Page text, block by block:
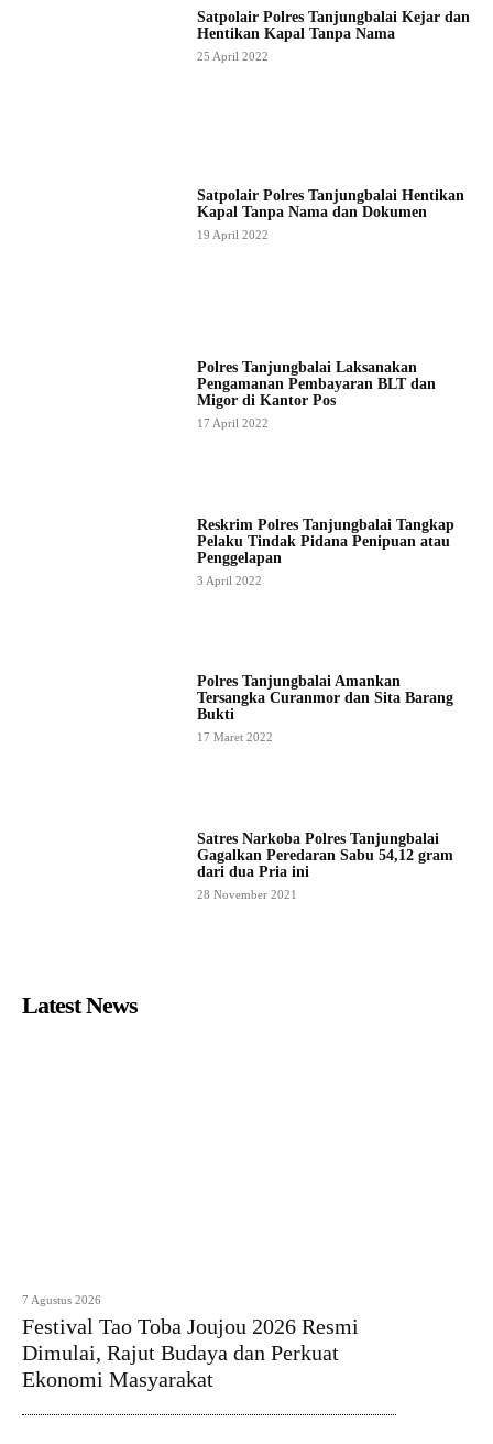
Satpolair Polres Tanjungbalai Kejar dan
Hentikan Kapal Tanpa Nama
25 April 2022
Satpolair Polres Tanjungbalai Hentikan
Kapal Tanpa Nama dan Dokumen
19 April 2022
Polres Tanjungbalai Laksanakan
Pengamanan Pembayaran BLT dan
Migor di Kantor Pos
17 April 2022
Reskrim Polres Tanjungbalai Tangkap
Pelaku Tindak Pidana Penipuan atau
Penggelapan
3 April 2022
Polres Tanjungbalai Amankan
Tersangka Curanmor dan Sita Barang
Bukti
17 Maret 2022
Satres Narkoba Polres Tanjungbalai
Gagalkan Peredaran Sabu 54,12 gram
dari dua Pria ini
28 November 2021
Latest News
7 Agustus 2026
Festival Tao Toba Joujou 2026 Resmi
Dimulai, Rajut Budaya dan Perkuat
Ekonomi Masyarakat